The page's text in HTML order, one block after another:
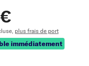
plus frais de port
immédiatement